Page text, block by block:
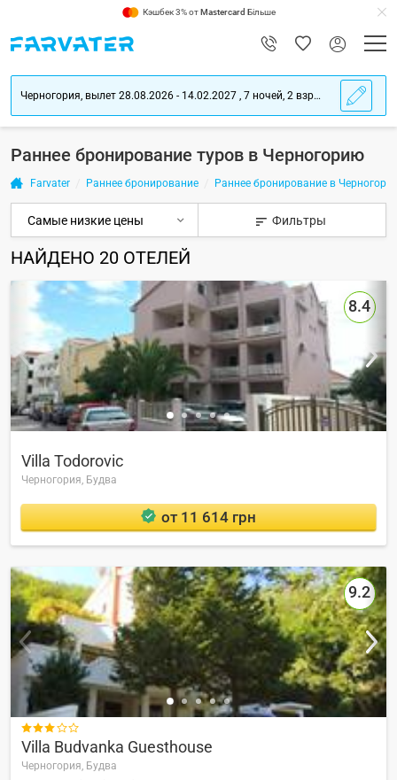
Кэшбек 3% отMastercard Більше
Черногория, вылет 28.08.2026 - 14.02.2027 , 7 ночей, 2 взрослых
Раннее бронирование туров в Черногорию
Farvater Раннее бронирование Раннее бронирование в
Фильтры
НАЙДЕНО 20 ОТЕЛЕЙ
8.4
Villa Todorovic
Черногория, Будва
от 11 614 грн
9.2

Villa Budvanka Guesthouse
Черногория, Будва